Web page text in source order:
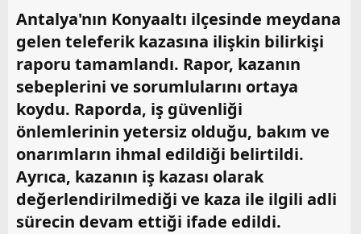
Antalya'nın Konyaaltı ilçesinde meydana
gelen teleferik kazasına ilişkin bilirkişi
raporu tamamlandı. Rapor, kazanın
sebeplerini ve sorumlularını ortaya
koydu. Raporda, iş güvenliği
önlemlerinin yetersiz olduğu, bakım ve
onarımların ihmal edildiği belirtildi.
Ayrıca, kazanın iş kazası olarak
değerlendirilmediği ve kaza ile ilgili adli
sürecin devam ettiği ifade edildi.​